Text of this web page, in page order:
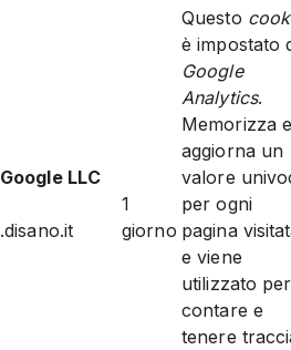
Google LLC
.disano.it
1
giorno
Questo
è impostato
Google
Analytics.
Memorizza
aggiorna un
valore
per ogni
pagina
e viene
utilizzato per
contare e
tenere